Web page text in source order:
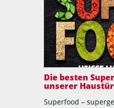
Die besten
unserer Haustür
Superfood –